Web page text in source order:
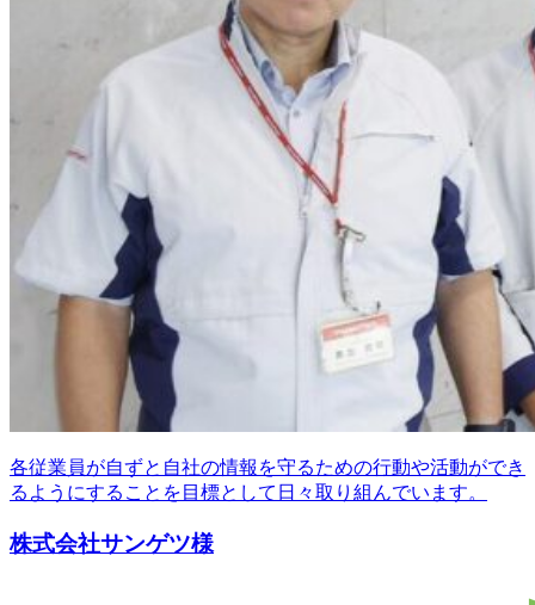
各従業員が自ずと自社の情報を守るための行動や活動ができ
るようにすることを目標として日々取り組んでいます。
株式会社サンゲツ様